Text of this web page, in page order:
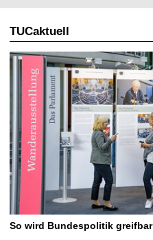
TUCaktuell
So wird Bundespolitik greifbar